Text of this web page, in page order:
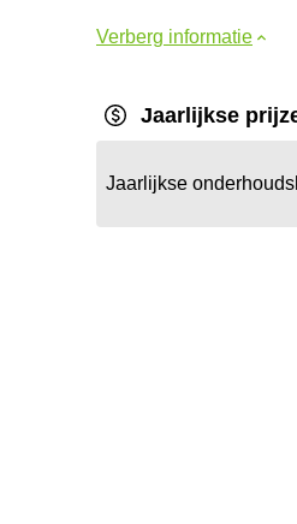
Verberg informatie
Jaarlijkse
Jaarlijkse